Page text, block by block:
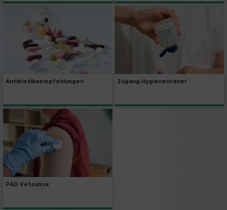
Antibiotikaempfehlungen Zugang Hygieneordner
PAD Vetsuisse